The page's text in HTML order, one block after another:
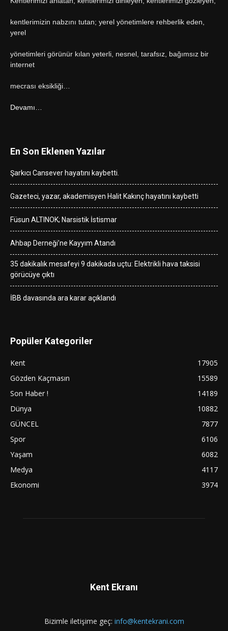
kentlerimizin nabzını tutan; yerel yönetimlere rehberlik eden,
yerel
yönetimleri görünür kılan yeterli, nesnel, tarafsız, bağımsız bir
internet
mecrası eksikliği…
Devamı…
En Son Eklenen Yazılar
Şarkıcı Cansever hayatını kaybetti.
Gazeteci, yazar, akademisyen Halit Kakınç hayatını kaybetti
Füsun ALTINOK; Narsistik İstismar
Ahbap Derneği’ne Kayyım Atandı
35 dakikalık mesafeyi 9 dakikada uçtu: Elektrikli hava taksisi
görücüye çıktı
İBB davasında ara karar açıklandı
Popüler Kategoriler
Kent
17905
Gözden Kaçmasın
15589
Son Haber !
14189
Dünya
10882
GÜNCEL
7877
Spor
6106
Yaşam
6082
Medya
4117
Ekonomi
3974
Kent Ekranı
Bizimle iletişime geç: info@kentekrani.com